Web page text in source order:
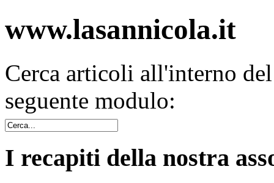
www.lasannicola.it
Cerca articoli all'interno
seguente modulo:
I recapiti della nostra